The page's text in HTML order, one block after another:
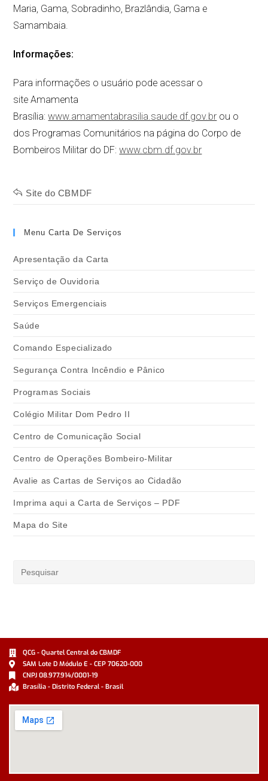
Maria, Gama, Sobradinho, Brazlândia, Gama e
Samambaia.
Informações:
Para informações o usuário pode acessar o
site Amamenta
Brasília:www.amamentabrasilia.saude.df.gov.brou o
dos Programas Comunitários na página do Corpo de
Bombeiros Militar do DF:www.cbm.df.gov.br
Site do CBMDF
Menu Carta De Serviços
Apresentação da Carta
Serviço de Ouvidoria
Serviços Emergenciais
Saúde
Comando Especializado
Segurança Contra Incêndio e Pânico
Programas Sociais
Colégio Militar Dom Pedro II
Centro de Comunicação Social
Centro de Operações Bombeiro-Militar
Avalie as Cartas de Serviços ao Cidadão
Imprima aqui a Carta de Serviços – PDF
Mapa do Site
QCG - Quartel Central do CBMDF
SAM Lote D Módulo E - CEP 70620-000
CNPJ 08.977.914/0001-19
Brasília - Distrito Federal - Brasil